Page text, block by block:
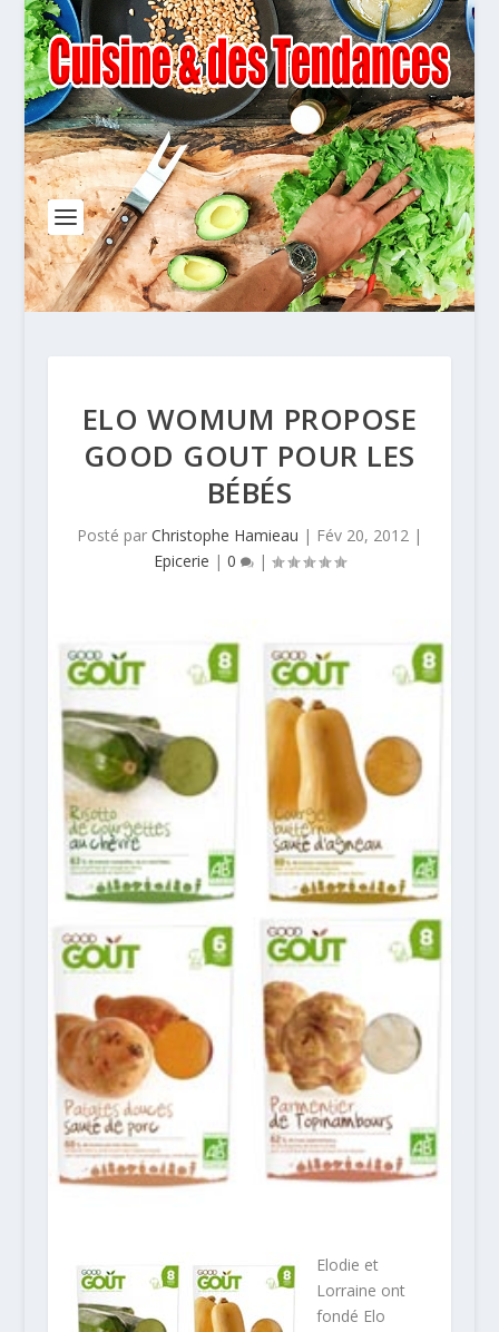
ELO WOMUM PROPOSE
GOOD GOUT POUR LES
BÉBÉS
Posté par Christophe Hamieau | Fév 20, 2012|
Epicerie | 0 |
Elodie et
Lorraine ont
fondé Elo